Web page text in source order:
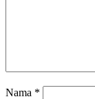
Nama *